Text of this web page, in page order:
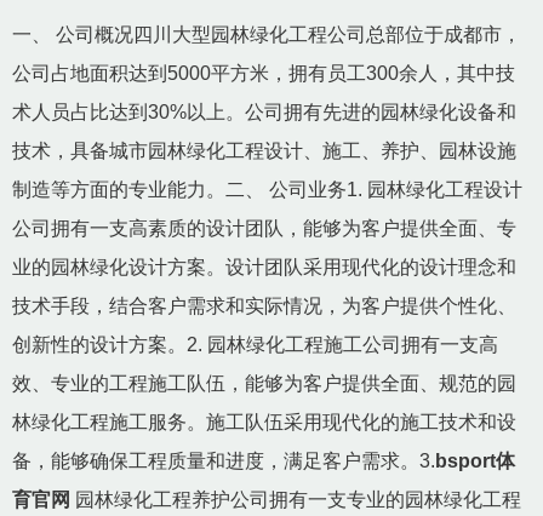
一、 公司概况四川大型园林绿化工程公司总部位于成都市，
公司占地面积达到5000平方米，拥有员工300余人，其中技
术人员占比达到30%以上。公司拥有先进的园林绿化设备和
技术，具备城市园林绿化工程设计、施工、养护、园林设施
制造等方面的专业能力。二、 公司业务1. 园林绿化工程设计
公司拥有一支高素质的设计团队，能够为客户提供全面、专
业的园林绿化设计方案。设计团队采用现代化的设计理念和
技术手段，结合客户需求和实际情况，为客户提供个性化、
创新性的设计方案。2. 园林绿化工程施工公司拥有一支高
效、专业的工程施工队伍，能够为客户提供全面、规范的园
林绿化工程施工服务。施工队伍采用现代化的施工技术和设
备，能够确保工程质量和进度，满足客户需求。3. bsport体
育官网 园林绿化工程养护公司拥有一支专业的园林绿化工程